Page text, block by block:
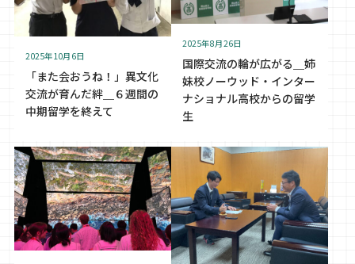
2025年10月6日
「また会おうね！」異文化
交流が育んだ絆＿６週間の
中期留学を終えて
2025年8月26日
国際交流の輪が広がる＿姉
妹校ノーウッド・インター
ナショナル高校からの留学
生